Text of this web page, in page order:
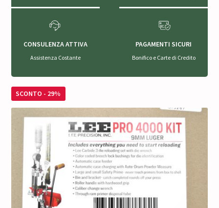
CONSULENZA ATTIVA
Assistenza Costante
PAGAMENTI SICURI
Bonifico e Carte di Credito
SCONTO - 29%